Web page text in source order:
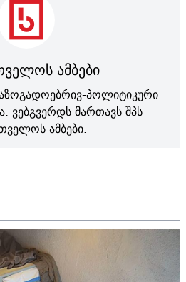
ამბები
პოლიტიკური
ვებგვერდს მართავს შპს
ამბები.